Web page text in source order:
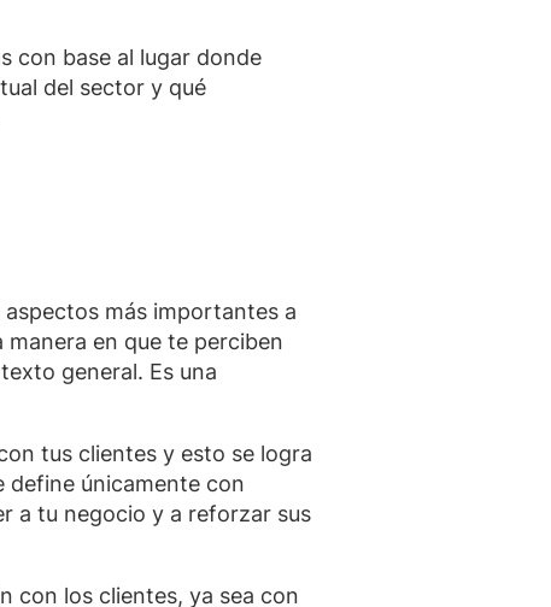
con base al lugar donde
del sector y qué
más importantes a
en que te perciben
general. Es una
tus clientes y esto se logra
define únicamente con
a tu negocio y a reforzar sus
con los clientes, ya sea con